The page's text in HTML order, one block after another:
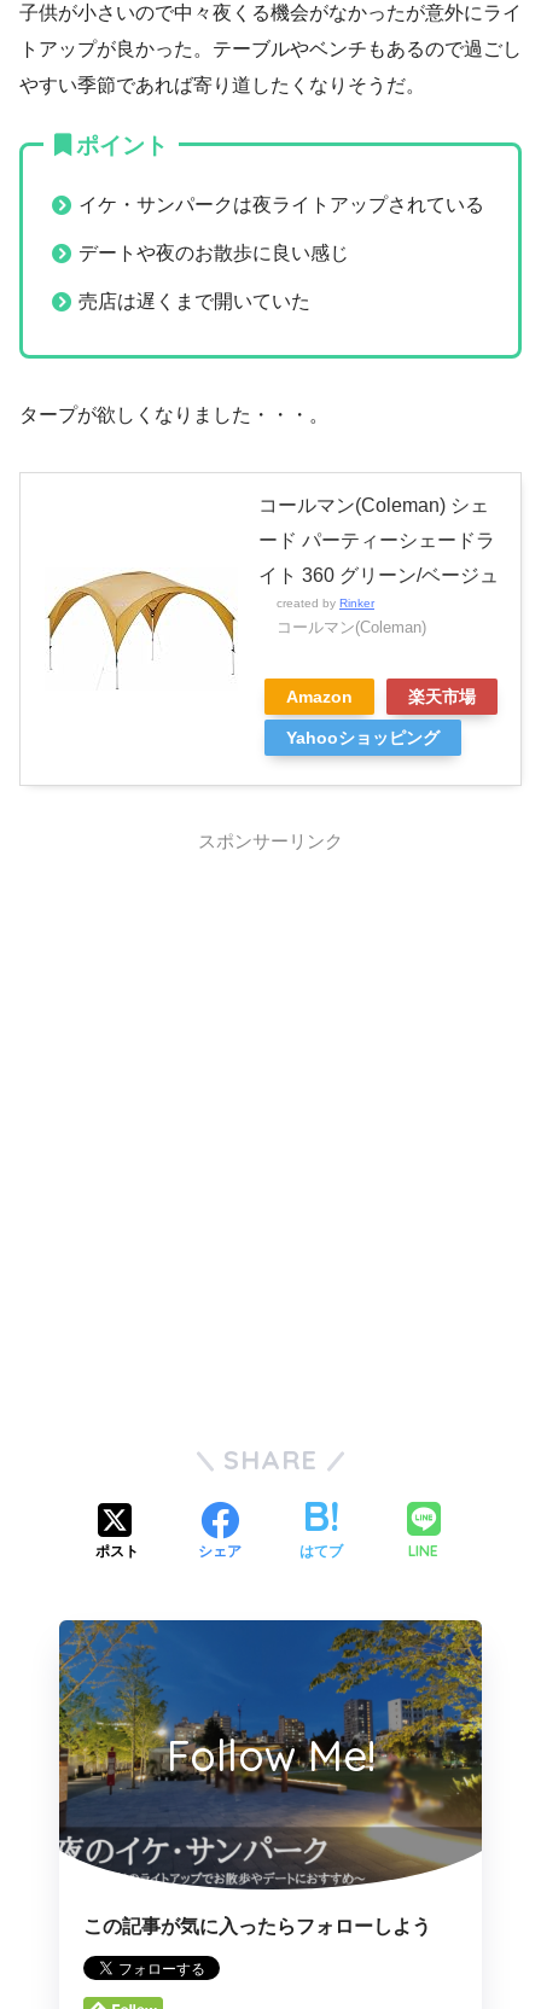
子供が小さいので中々夜くる機会がなかったが意外にライ
トアップが良かった。テーブルやベンチもあるので過ごし
やすい季節であれば寄り道したくなりそうだ。
ポイント
イケ・サンパークは夜ライトアップされている
デートや夜のお散歩に良い感じ
売店は遅くまで開いていた
タープが欲しくなりました・・・。
コールマン(Coleman) シェ
ード パーティーシェードラ
イト 360 グリーン/ベージュ
created by Rinker
コールマン(Coleman)
Amazon 楽天市場
Yahooショッピング
スポンサーリンク
SHARE
ポスト シェア はてブ LINE
Follow Me!
この記事が気に入ったらフォローしよう